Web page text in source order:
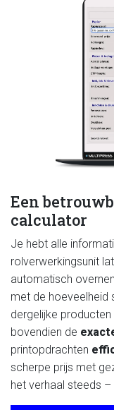
Een
calculator
Je hebt alle
rolverwerkingsunit
automatisch
met de hoeveelheid
dergelijke producten
bovendien de
printopdrachten
scherpe prijs met
het verhaal steeds